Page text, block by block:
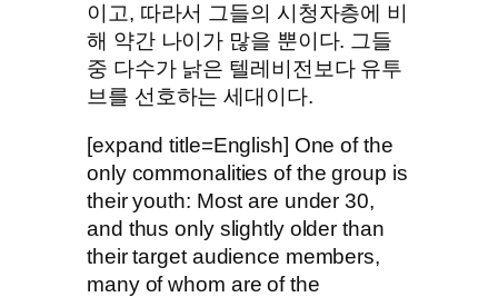
이고, 따라서 그들의 시청자층에 비
해 약간 나이가 많을 뿐이다. 그들
중 다수가 낡은 텔레비전보다 유투
브를 선호하는 세대이다.
[expand title=English] One of the
only commonalities of the group is
their youth: Most are under 30,
and thus only slightly older than
their target audience members,
many of whom are of the